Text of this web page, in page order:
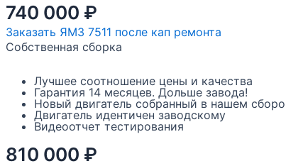
740 000 ₽
Заказать ЯМЗ 7511 после кап ремонта
Собственная сборка
Лучшее соотношение цены и качества
Гарантия 14 месяцев. Дольше завода!
Новый двигатель собранный в нашем
Двигатель идентичен заводскому
Видеоотчет тестирования
810 000 ₽